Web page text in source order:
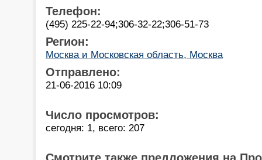
Телефон:
(495) 225-22-94;306-32-22;306-51-73
Регион:
Москва и Московская область, Москва
Отправлено:
21-06-2016 10:09
Число просмотров:
сегодня: 1, всего: 207